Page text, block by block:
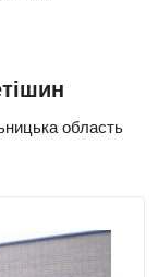
область